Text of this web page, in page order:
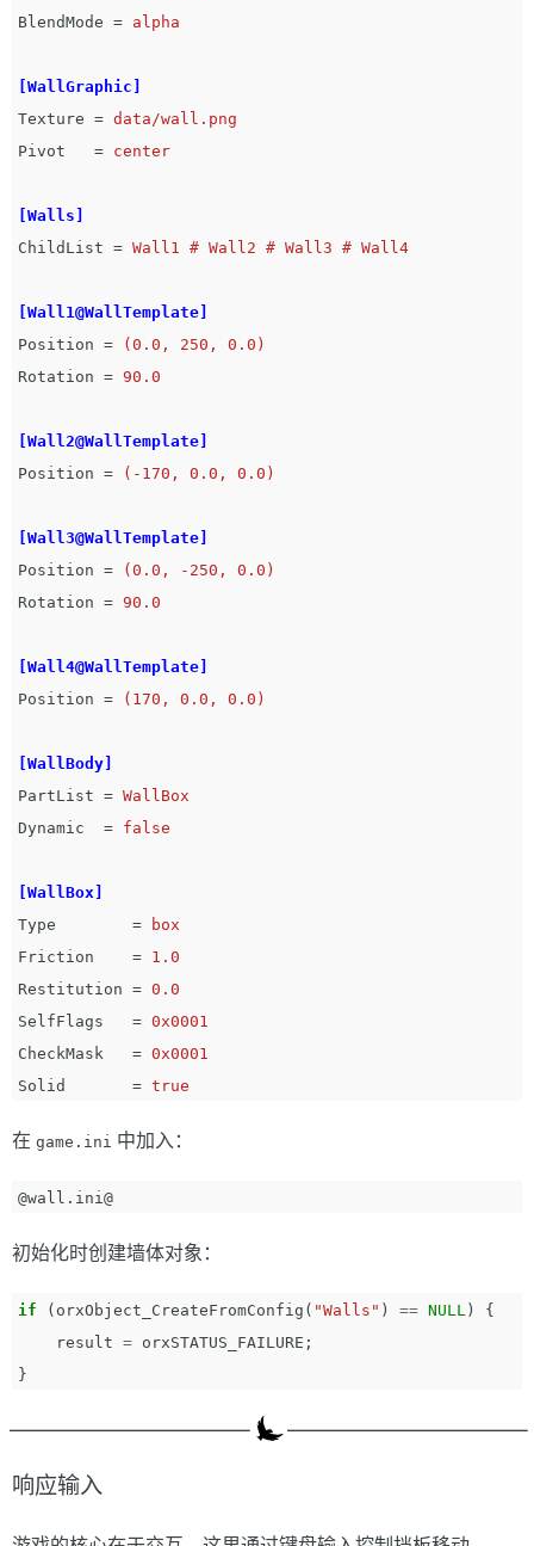
BlendMode = alpha
[WallGraphic]
Texture = data/wall.png
Pivot
= center
[Walls]
ChildList = Wall1 # Wall2 # Wall3 # Wall4
[Wall1@WallTemplate]
Position =
(0.0, 250, 0.0)
Rotation = 90.0
[Wall2@WallTemplate]
Position = (-170, 0.0, 0.0)
[Wall3@WallTemplate]
Position =
(0.0, -250, 0.0)
Rotation = 90.0
[Wall4@WallTemplate]
Position = (170, 0.0, 0.0)
[WallBody]
PartList = WallBox
Dynamic
= false
[WallBox]
Type
=
box
Friction
= 1.0
Restitution = 0.0
SelfFlags
= 0x0001
CheckMask
= 0x0001
Solid
= true
在 game.ini 中加入：
初始化时创建墙体对象：
if ( orxObject_CreateFromConfig ( "Walls" ) == NULL )
{
result = orxSTATUS_FAILURE ;
}
响应输入